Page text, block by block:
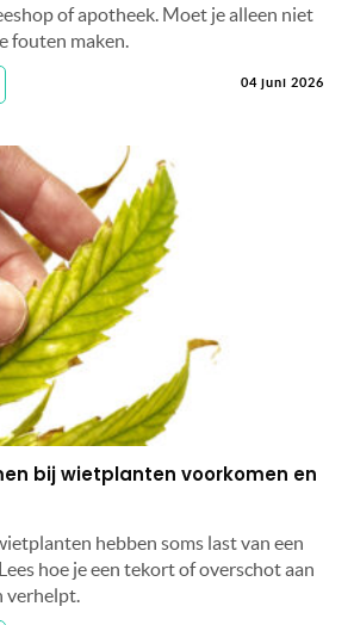
of apotheek. Moet je alleen niet
fouten maken.
04 juni 2026
bij wietplanten voorkomen en
hebben soms last van een
hoe je een tekort of overschot aan
verhelpt.